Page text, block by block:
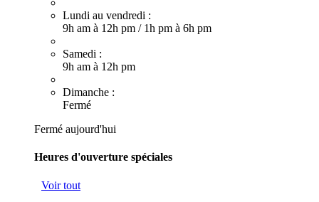
Lundi au vendredi :
9h am à 12h pm / 1h pm à 6h pm
Samedi :
9h am à 12h pm
Dimanche :
Fermé
Fermé aujourd'hui
Heures d'ouverture spéciales
Voir tout